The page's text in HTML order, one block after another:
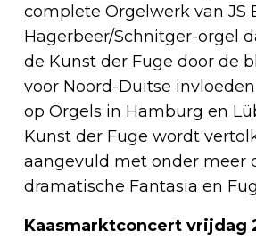
complete Orgelwerk van JS
Hagerbeer/Schnitger-orgel
de Kunst der Fuge door de
voor Noord-Duitse
op Orgels in Hamburg en
Kunst der Fuge wordt
aangevuld met onder meer
dramatische Fantasia en
Kaasmarktconcert vrijdag